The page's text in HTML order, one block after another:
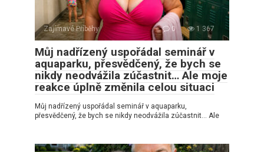
Zajímavé Příběhy 0 1 367
Můj nadřízený uspořádal seminář v
aquaparku, přesvědčený, že bych se
nikdy neodvážila zúčastnit… Ale moje
reakce úplně změnila celou situaci
Můj nadřízený uspořádal seminář v aquaparku,
přesvědčený, že bych se nikdy neodvážila zúčastnit… Ale